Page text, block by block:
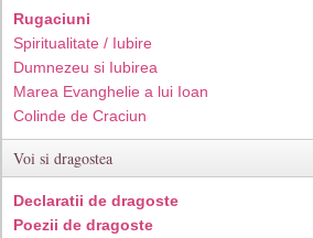
Rugaciuni
Spiritualitate / Iubire
Dumnezeu si Iubirea
Marea Evanghelie a lui Ioan
Colinde de Craciun
Voi si dragostea
Declaratii de dragoste
Poezii de dragoste